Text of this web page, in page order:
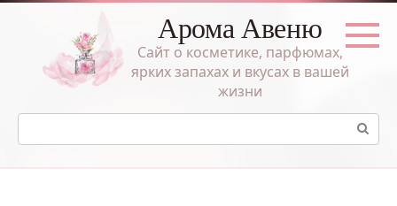
Перейти
Арома Авеню
Сайт о косметике, парфюмах,
ярких запахах и вкусах в вашей
жизни
Поиск: